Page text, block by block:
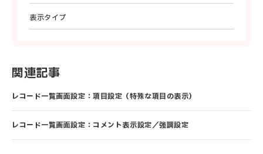
表示タイプ
関連記事
レコード一覧画面設定：項目設定（特殊な項目の表示）
レコード一覧画面設定：コメント表示設定／強調設定